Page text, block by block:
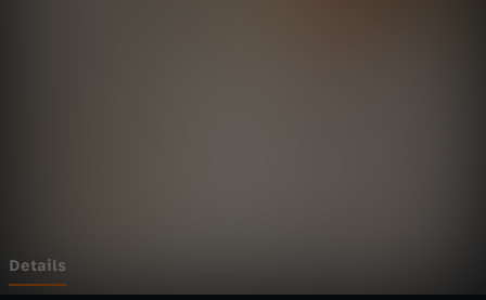
l
Details